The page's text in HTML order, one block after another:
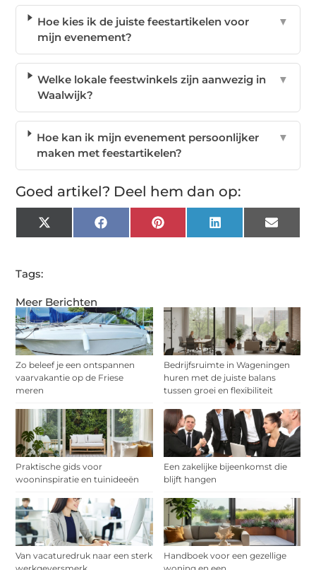
Meer Berichten
Zo beleef je een ontspannen
vaarvakantie op de Friese
meren
Bedrijfsruimte in Wageningen
huren met de juiste balans
tussen groei en flexibiliteit
Praktische gids voor
wooninspiratie en tuinideeën
Een zakelijke bijeenkomst die
blijft hangen
Van vacaturedruk naar een sterk
Handboek voor een gezellige
Hoe kies ik de juiste feestartikelen voor
mijn evenement?
▼
Welke lokale feestwinkels zijn aanwezig in
Waalwijk?
▼
Hoe kan ik mijn evenement persoonlijker
maken met feestartikelen?
▼
Goed artikel? Deel hem dan op:
X
(Twitter)
FacebookPinterest LinkedIn Email
Tags: